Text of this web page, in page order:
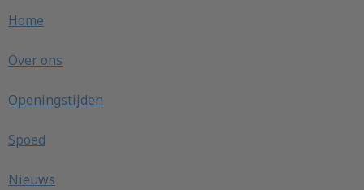
Home
Over ons
Openingstijden
Spoed
Nieuws